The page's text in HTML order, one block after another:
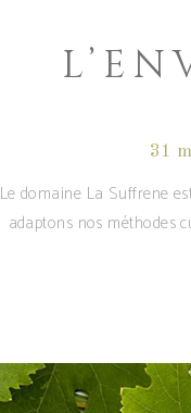
31
Le domaine La Suffrene
adaptons nos méthodes